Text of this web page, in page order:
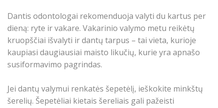
Dantis odontologai rekomenduoja valyti du kartus per
dieną: ryte ir vakare. Vakarinio valymo metu reikėtų
kruopščiai išvalyti ir dantų tarpus – tai vieta, kurioje
kaupiasi daugiausiai maisto likučių, kurie yra apnašo
susiformavimo pagrindas.
Jei dantų valymui renkatės šepetėlį, ieškokite minkštų
šerelių. Šepetėliai kietais šereliais gali pažeisti